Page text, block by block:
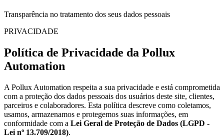
Transparência no tratamento dos seus dados pessoais
PRIVACIDADE
Política de Privacidade da Pollux
Automation
A Pollux Automation respeita a sua privacidade e está comprometida
com a proteção dos dados pessoais dos usuários deste site, clientes,
parceiros e colaboradores. Esta política descreve como coletamos,
usamos, armazenamos e protegemos suas informações, em
conformidade com a Lei Geral de Proteção de Dados (LGPD -
Lei nº 13.709/2018).